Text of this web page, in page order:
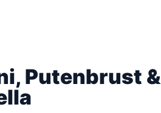
Putenbrust &